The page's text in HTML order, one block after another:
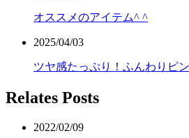
オススメのアイテム^ ^
2025/04/03
ツヤ感たっぷり！ふんわりピ
Relates Posts
2022/02/09